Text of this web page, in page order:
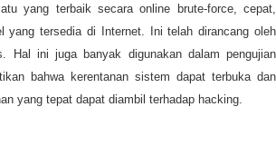
yang terbaik secara online brute-force, cepat,
yang tersedia di Internet. Ini telah dirancang oleh
Hal ini juga banyak digunakan dalam pengujian
bahwa kerentanan sistem dapat terbuka dan
yang tepat dapat diambil terhadap hacking.